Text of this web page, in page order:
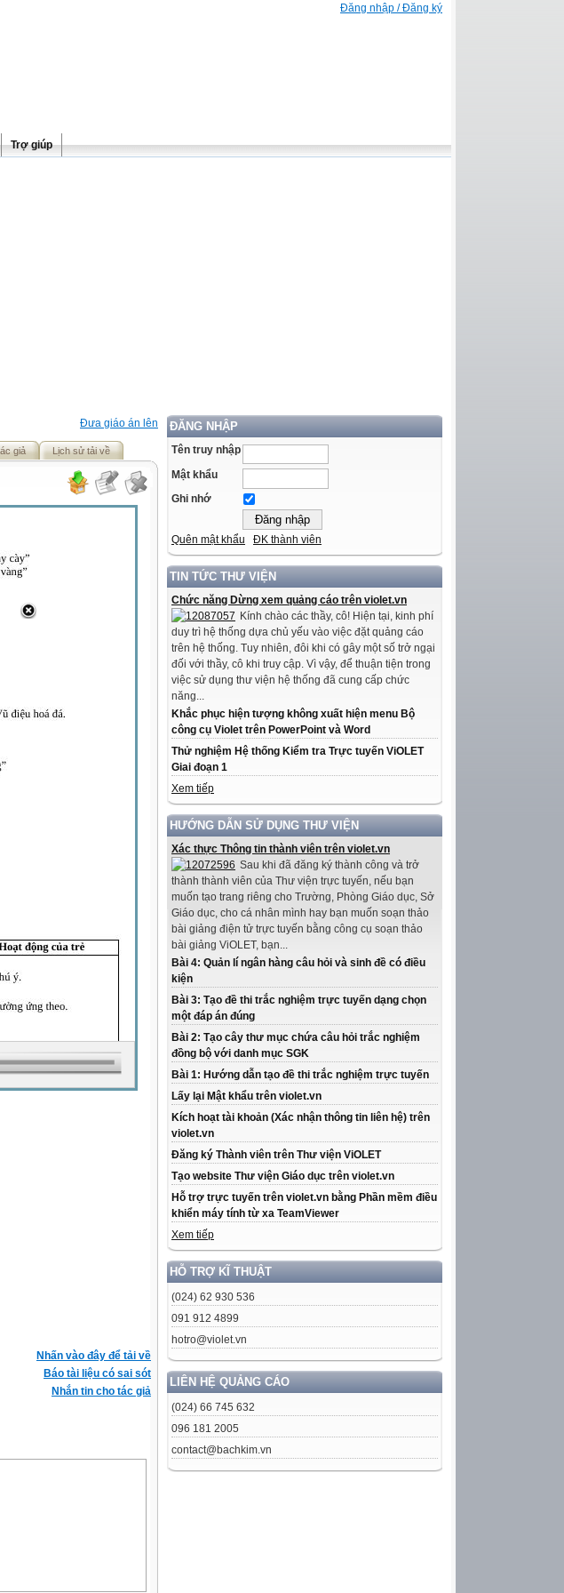
Đăng nhập / Đăng ký
Trợ giúp
ĐĂNG NHẬP
Tên truy nhập
Mật khẩu
Ghi nhớ
Quên mật khẩu ĐK thành viên
TIN TỨC THƯ VIỆN
Chức năng Dừng xem quảng cáo trên violet.vn
Kính chào các thầy, cô! Hiện tại, kinh phí
duy trì hệ thống dựa chủ yếu vào việc đặt quảng cáo
trên hệ thống. Tuy nhiên, đôi khi có gây một số trở ngại
đối với thầy, cô khi truy cập. Vì vậy, để thuận tiện trong
việc sử dụng thư viện hệ thống đã cung cấp chức
năng...
Khắc phục hiện tượng không xuất hiện menu Bộ
công cụ Violet trên PowerPoint và Word
Thử nghiệm Hệ thống Kiểm tra Trực tuyến ViOLET
Giai đoạn 1
Xem tiếp
HƯỚNG DẪN SỬ DỤNG THƯ VIỆN
Xác thực Thông tin thành viên trên violet.vn
Sau khi đã đăng ký thành công và trở
thành thành viên của Thư viện trực tuyến, nếu bạn
muốn tạo trang riêng cho Trường, Phòng Giáo dục, Sở
Giáo dục, cho cá nhân mình hay bạn muốn soạn thảo
bài giảng điện tử trực tuyến bằng công cụ soạn thảo
bài giảng ViOLET, bạn...
Bài 4: Quản lí ngân hàng câu hỏi và sinh đề có điều
kiện
Bài 3: Tạo đề thi trắc nghiệm trực tuyến dạng chọn
một đáp án đúng
Bài 2: Tạo cây thư mục chứa câu hỏi trắc nghiệm
đồng bộ với danh mục SGK
Bài 1: Hướng dẫn tạo đề thi trắc nghiệm trực tuyến
Lấy lại Mật khẩu trên violet.vn
Kích hoạt tài khoản (Xác nhận thông tin liên hệ) trên
violet.vn
Đăng ký Thành viên trên Thư viện ViOLET
Tạo website Thư viện Giáo dục trên violet.vn
Hỗ trợ trực tuyến trên violet.vn bằng Phần mềm điều
khiển máy tính từ xa TeamViewer
Xem tiếp
HỖ TRỢ KĨ THUẬT
(024) 62 930 536
091 912 4899
hotro@violet.vn
LIÊN HỆ QUẢNG CÁO
(024) 66 745 632
096 181 2005
contact@bachkim.vn
Đưa giáo án lên
giả Lịch sử tải về
Nhấn vào đây để tải về
Báo tài liệu có sai sót
Nhắn tin cho tác giả